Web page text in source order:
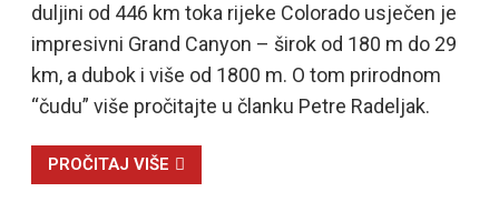
duljini od 446 km toka rijeke Colorado usječen je
impresivni Grand Canyon – širok od 180 m do 29
km, a dubok i više od 1800 m. O tom prirodnom
“čudu” više pročitajte u članku Petre Radeljak.
PROČITAJ VIŠE